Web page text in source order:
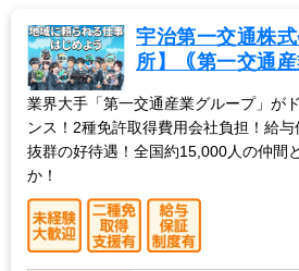
宇治第一交通株
所】｟第一交通産
業界大手「第一交通産業グループ」が
ンス！2種免許取得費用会社負担！給
抜群の好待遇！全国約15,000人の仲間
か！